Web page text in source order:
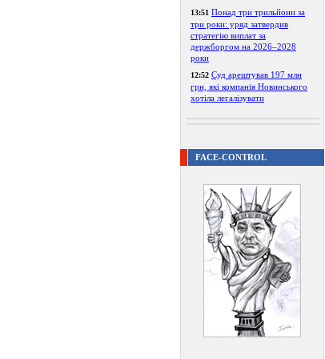
13:51 Понад три трильйони за
три роки: уряд затвердив
стратегію виплат за
держборгом на 2026–2028
роки
12:52 Суд арештував 197 млн
грн, які компанія Новинського
хотіла легалізувати
FACE-CONTROL